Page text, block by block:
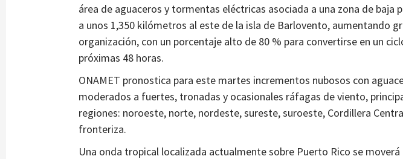
área de aguaceros y tormentas eléctricas asociada a una zona de baja
a unos 1,350 kilómetros al este de la isla de Barlovento, aumentando
organización, con un porcentaje alto de 80 % para convertirse en un
próximas 48 horas.
ONAMET pronostica para este martes incrementos nubosos con
moderados a fuertes, tronadas y ocasionales ráfagas de viento,
regiones: noroeste, norte, nordeste, sureste, suroeste, Cordillera
fronteriza.
Una onda tropical localizada actualmente sobre Puerto Rico se